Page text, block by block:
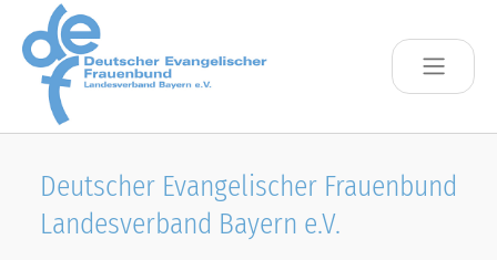
Skip to main content
Deutscher Evangelischer Frauenbund
Landesverband Bayern e.V.